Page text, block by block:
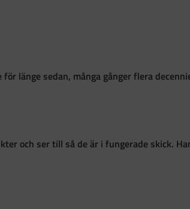
länge sedan, många gånger flera
och ser till så de är i fungerade skick.